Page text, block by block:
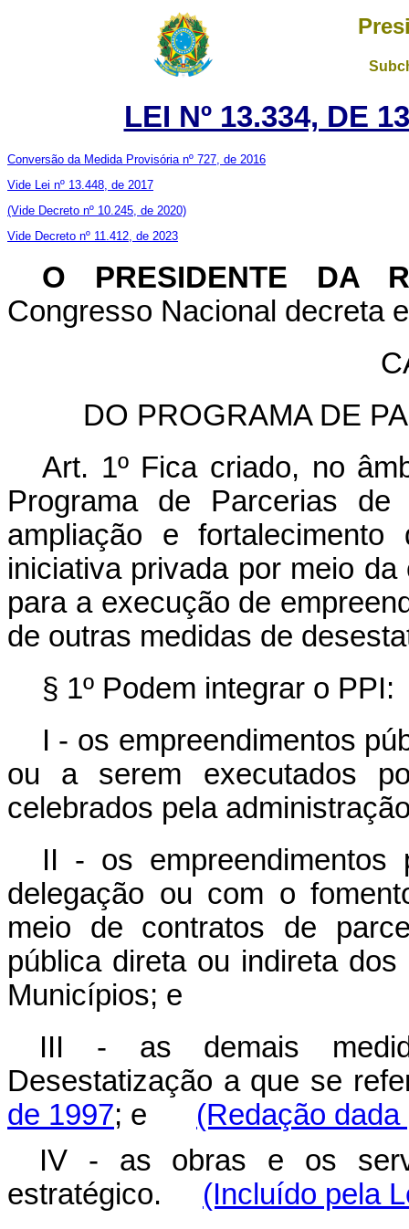
LEI Nº 13.334, DE
Conversão da Medida Provisória nº 727, de 2016
Vide Lei nº 13.448, de 2017
(Vide Decreto nº 10.245, de 2020)
Vide Decreto nº 11.412, de 2023
O PRESIDENTE DA
Congresso Nacional decreta
DO PROGRAMA DE
Art. 1º Fica criado, no
Programa de Parcerias
ampliação e
iniciativa privada por meio
para a execução de
de outras medidas de
§ 1º Podem integrar o PPI:
I - os empreendimentos
ou a serem executados
celebrados pela
II - os empreendimentos
delegação ou com o
meio de contratos de
pública direta ou indireta
Municípios; e
III - as demais
Desestatização a que se
de 1997; e (Redação dada
IV - as obras e os
estratégico. (Incluído pela